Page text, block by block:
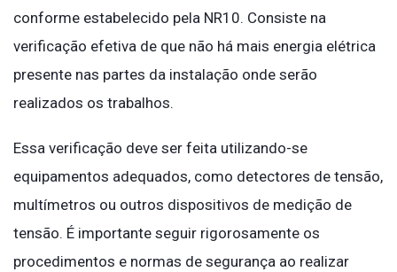
conforme estabelecido pela NR10. Consiste na
verificação efetiva de que não há mais energia elétrica
presente nas partes da instalação onde serão
realizados os trabalhos.
Essa verificação deve ser feita utilizando-se
equipamentos adequados, como detectores de tensão,
multímetros ou outros dispositivos de medição de
tensão. É importante seguir rigorosamente os
procedimentos e normas de segurança ao realizar